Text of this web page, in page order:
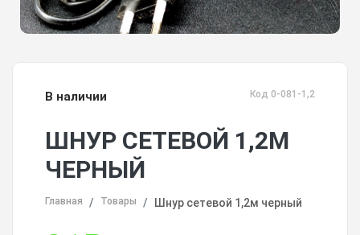
В наличии Код 0-081-1,2
ШНУР СЕТЕВОЙ 1,2М
ЧЕРНЫЙ
Главная Товары Шнур сетевой 1,2м черный